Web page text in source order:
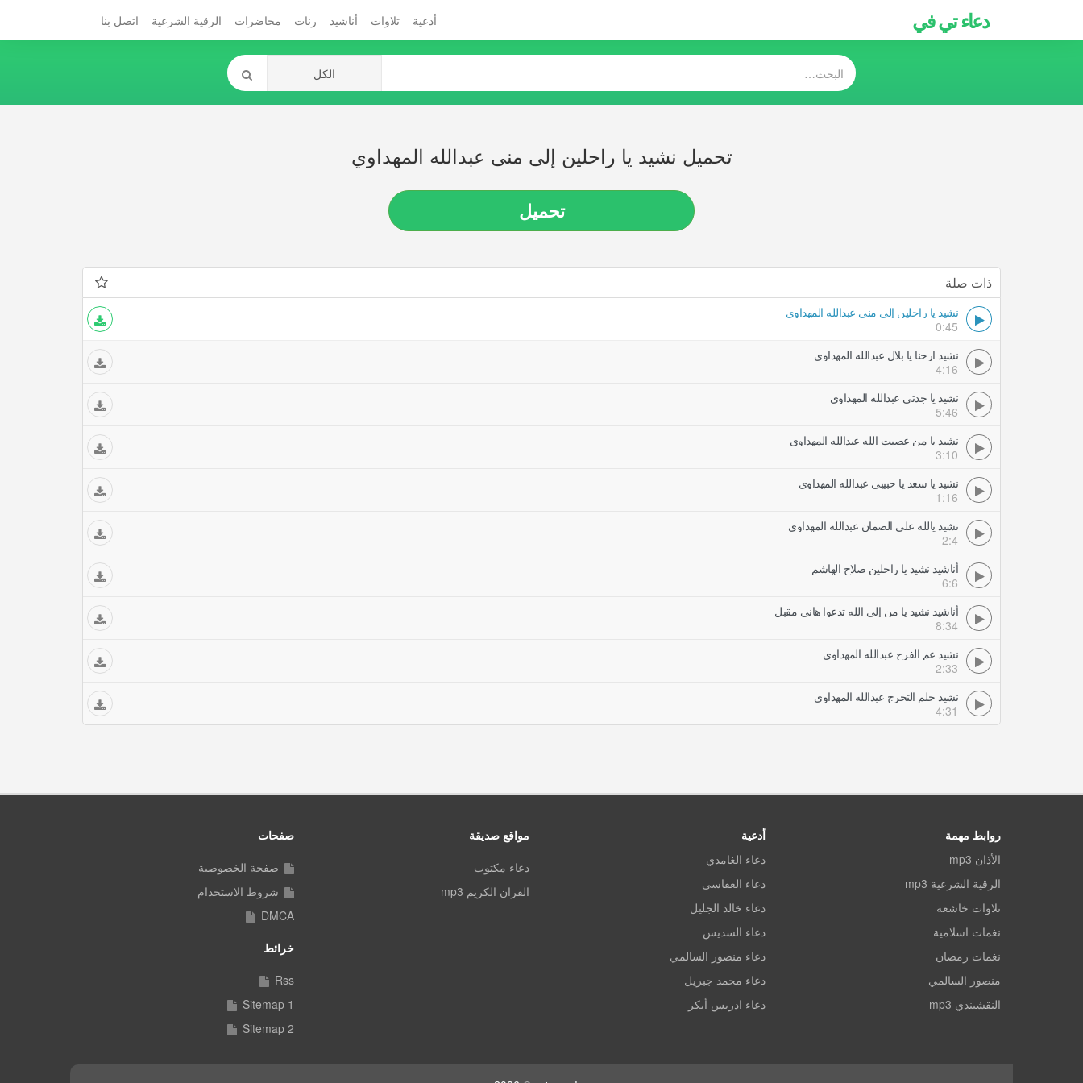
دعاء تي في أدعية تلاوات أناشيد رنات محاضرات الرقية الشرعية اتصل بنا
تحميل نشيد يا راحلين إلى منى عبدالله المهداوي
تحميل
ذات صلة
نشيد يا راحلين إلى منى عبدالله المهداوي
0:45
نشيد ارحنا يا بلال عبدالله المهداوي
4:16
نشيد يا جدتي عبدالله المهداوي
5:46
نشيد يا من عصيت الله عبدالله المهداوي
3:10
نشيد يا سعد يا حبيبي عبدالله المهداوي
1:16
نشيد يالله على الصمان عبدالله المهداوي
2:4
أناشيد نشيد يا راحلين صلاح الهاشم
6:6
أناشيد نشيد يا من إلى الله تدعوا هاني مقبل
8:34
نشيد عم الفرح عبدالله المهداوي
2:33
نشيد حلم التخرج عبدالله المهداوي
4:31
روابط مهمة
الأذان mp3
الرقية الشرعية mp3
تلاوات خاشعة
نغمات اسلامية
نغمات رمضان
منصور السالمي
النقشبندي mp3
أدعية
دعاء الغامدي
دعاء العفاسي
دعاء خالد الجليل
دعاء السديس
دعاء منصور السالمي
دعاء محمد جبريل
دعاء ادريس أبكر
مواقع صديقة
دعاء مكتوب
القران الكريم mp3
صفحات
صفحة الخصوصية
شروط الاستخدام
DMCA
خرائط
Rss
Sitemap 1
Sitemap 2